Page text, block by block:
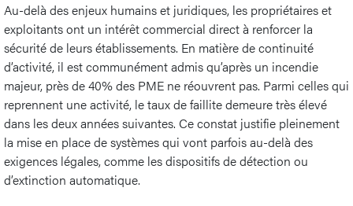
Au-delà des enjeux humains et juridiques, les propriétaires et
exploitants ont un intérêt commercial direct à renforcer la
sécurité de leurs établissements. En matière de continuité
d’activité, il est communément admis qu’après un incendie
majeur, près de 40% des PME ne réouvrent pas. Parmi celles qui
reprennent une activité, le taux de faillite demeure très élevé
dans les deux années suivantes. Ce constat justifie pleinement
la mise en place de systèmes qui vont parfois au-delà des
exigences légales, comme les dispositifs de détection ou
d’extinction automatique.